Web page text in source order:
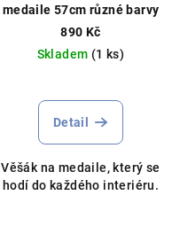
medaile 57cm různé barvy
890 Kč
Skladem (1 ks)
Detail
Věšák na medaile, který se
hodí do každého interiéru.